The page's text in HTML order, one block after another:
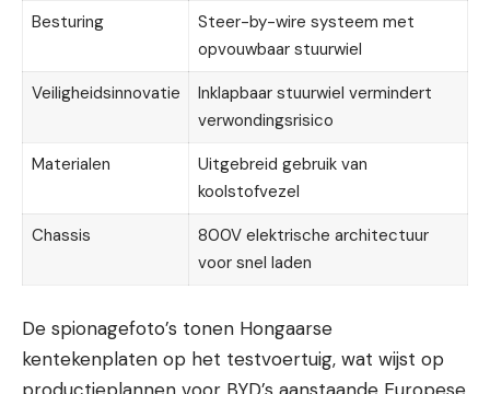
Besturing
Steer-by-wire systeem met
opvouwbaar stuurwiel
Veiligheidsinnovatie
Inklapbaar stuurwiel vermindert
verwondingsrisico
Materialen
Uitgebreid gebruik van
koolstofvezel
Chassis
800V elektrische architectuur
voor snel laden
De spionagefoto’s tonen Hongaarse
kentekenplaten op het testvoertuig, wat wijst op